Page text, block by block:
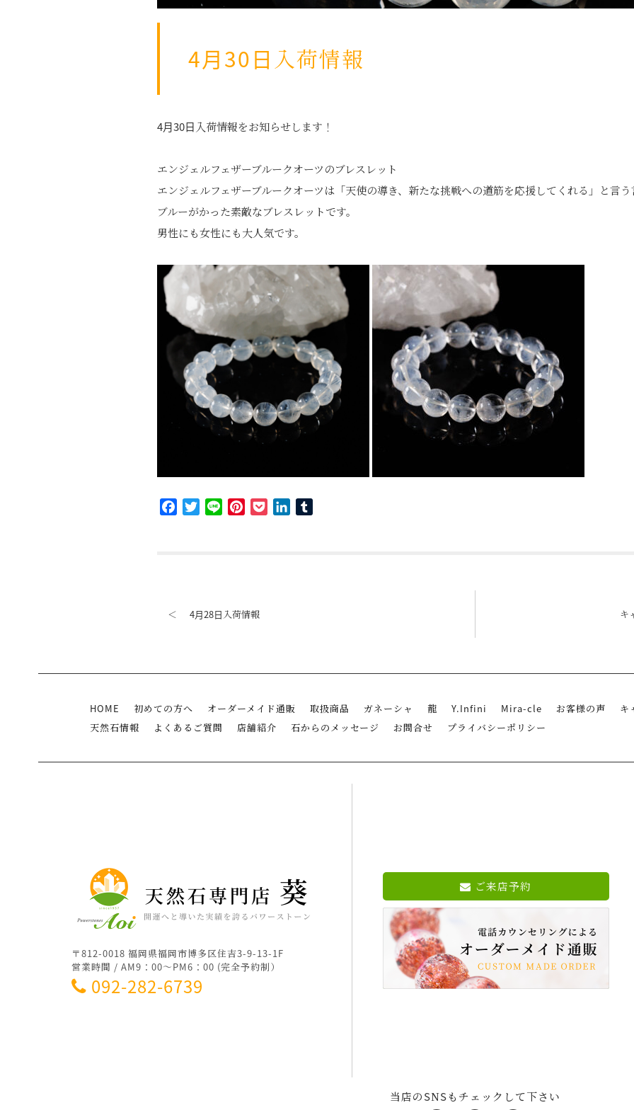
4月30日入荷情報
4月30日入荷情報をお知らせします！
エンジェルフェザーブルークオーツのブレスレット
エンジェルフェザーブルークオーツは「天使の導き、新たな挑戦への道筋を応援してくれる」と言う
ブルーがかった素敵なブレスレットです。
男性にも女性にも大人気です。
FacebookTwitterLine PinterestPocketLinkedIn
＜ 4月28日入荷情報 キ
HOME 初めての方へ オーダーメイド通販 取扱商品 ガネーシャ 龍 Y.Infini Mira-cle お客様の声 キ
天然石情報
よくあるご質問 店舗紹介 石からのメッセージ お問合せ プライバシーポリシー
〒812-0018 福岡県福岡市博多区住吉3-9-13-1F
営業時間 / AM9：00～PM6：00 (完全予約制）
092-282-6739
ご来店予約
当店のSNSもチェックして下さい